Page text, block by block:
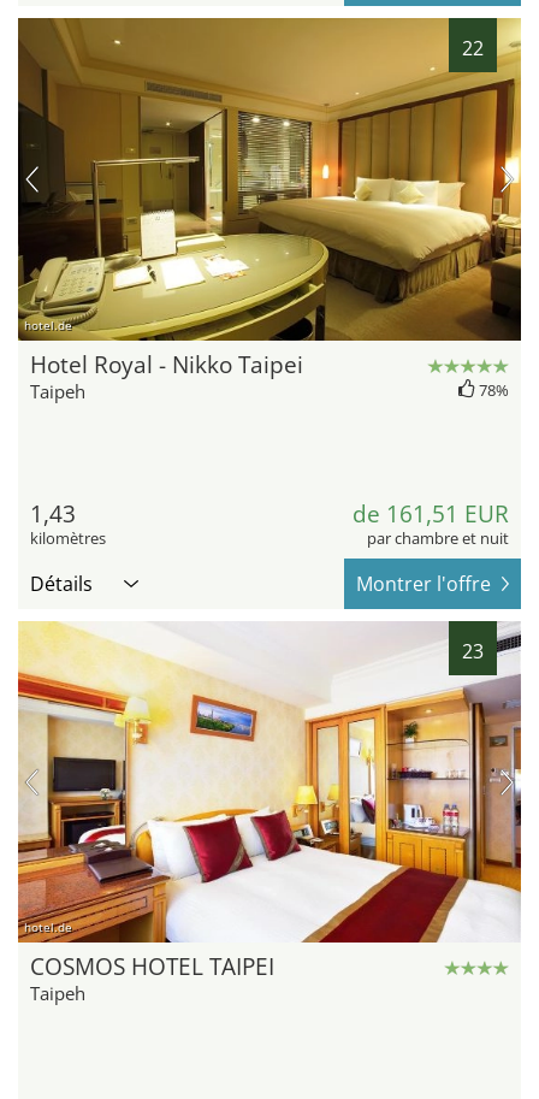
22
hotel.de
Hotel Royal - Nikko Taipei
Taipeh 78%
1,43
kilomètres
de 161,51 EUR
par chambre et nuit
Détails Montrer l'offre
23
hotel.de
COSMOS HOTEL TAIPEI
Taipeh